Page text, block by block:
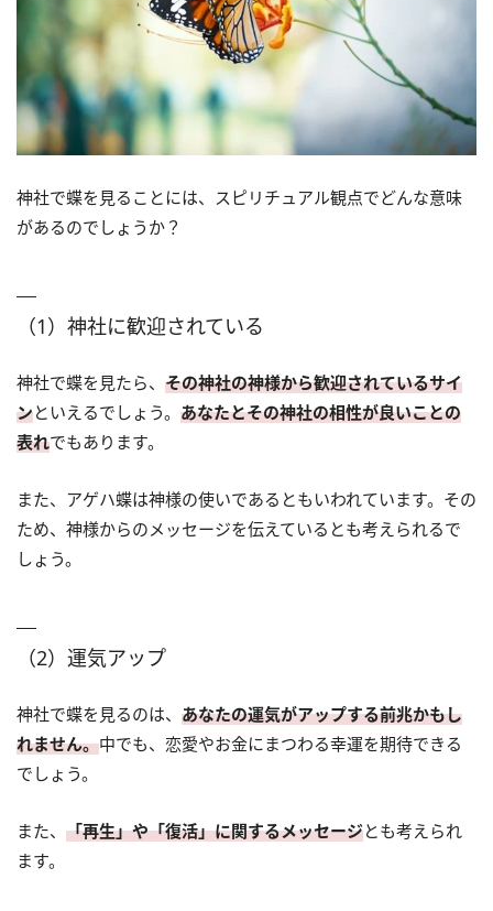
神社で蝶を見ることには、スピリチュアル観点でどんな意味
があるのでしょうか？
（1）神社に歓迎されている
神社で蝶を見たら、 その神社の神様から歓迎されているサイ
ンといえるでしょう。 あなたとその神社の相性が良いことの
表れでもあります。
また、アゲハ蝶は神様の使いであるともいわれています。その
ため、神様からのメッセージを伝えているとも考えられるで
しょう。
（2）運気アップ
神社で蝶を見るのは、 あなたの運気がアップする前兆かもし
れません。中でも、恋愛やお金にまつわる幸運を期待できる
でしょう。
また、 「再生」や「復活」に関するメッセージとも考えられ
ます。